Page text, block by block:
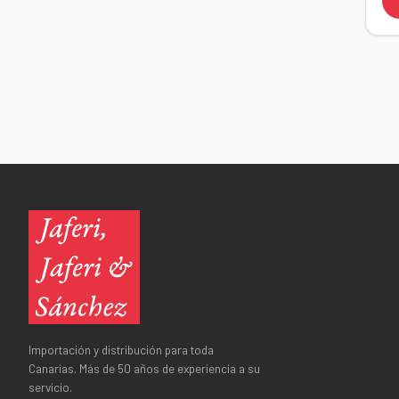
Importación y distribución para toda
Canarias. Más de 50 años de experiencia a su
servicio.